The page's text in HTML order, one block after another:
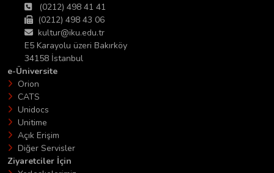
(0212) 498 41 41
(0212) 498 43 06
kultur@iku.edu.tr
E5 Karayolu üzeri Bakırköy
34158 İstanbul
e-Üniversite
Orion
CATS
Unidocs
Unitime
Açık Erişim
Diğer Servisler
Ziyaretciler İçin